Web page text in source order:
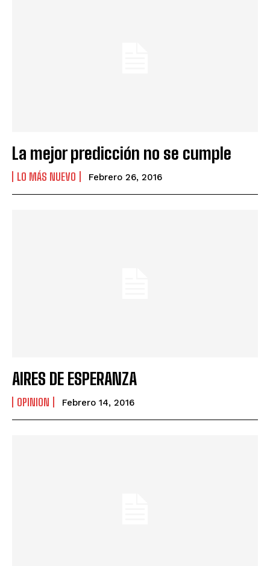
La mejor predicción no se cumple
LO MÁS NUEVO Febrero 26, 2016
AIRES DE ESPERANZA
OPINION Febrero 14, 2016